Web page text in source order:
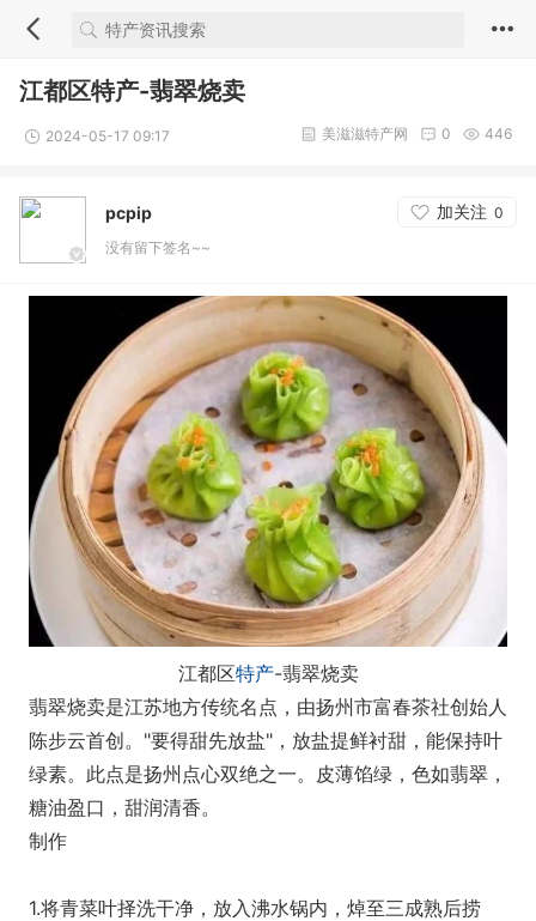
江都区特产-翡翠烧卖
2024-05-17 09:17 446
0
美滋滋特产网
pcpip 加关注 0
没有留下签名~~
江都区特产-翡翠烧卖
翡翠烧卖是江苏地方传统名点，由扬州市富春茶社创始人
陈步云首创。"要得甜先放盐"，放盐提鲜衬甜，能保持叶
绿素。此点是扬州点心双绝之一。皮薄馅绿，色如翡翠，
糖油盈口，甜润清香。
制作
1.将青菜叶择洗干净，放入沸水锅内，焯至三成熟后捞